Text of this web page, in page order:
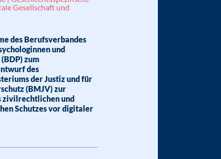
Gesellschaft und
des Berufsverbandes
und
zum
des
der Justiz und für
(BMJV) zur
zivilrechtlichen und
Schutzes vor digitaler